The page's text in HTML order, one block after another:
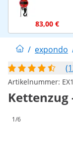
83,00 €
/ expondo
Artikelnummer:
Kettenzug
1/6